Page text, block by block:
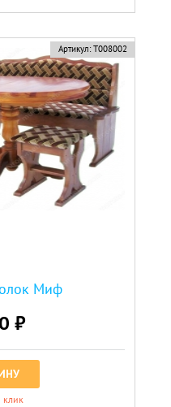
Артикул: Т008002
Миф
₽
клик